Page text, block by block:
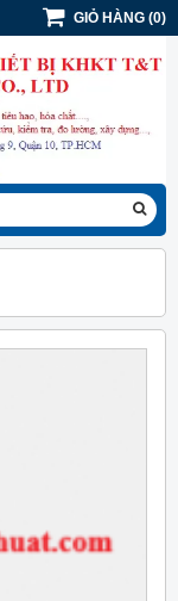
GIỎ HÀNG (0)